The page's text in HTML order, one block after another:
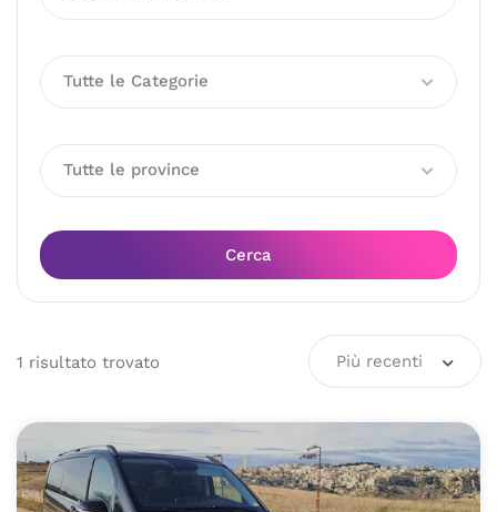
Tutte le Categorie
Tutte le province
Cerca
1 risultato trovato Più recenti